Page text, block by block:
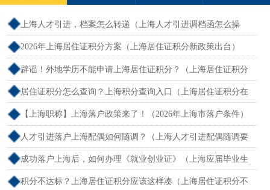
上海人才引进，档案怎么转递（上海人才引进调档函怎么操
作）
2026年上海居住证积分方案（上海居住证积分新政策出台）
辟谣！外地学历不能申请上海居住证积分？（上海居住证积分
外地大专可以吗）
居住证积分怎么查询？上海积分查询入口（上海居住证积分在
哪查）
【上海职称】上海落户政策来了！（2026年上海市落户条件）
人才引进落户上海配偶如何随调？（上海人才引进配偶随调要
求）
成功落户上海后，如何办理《就业创业证》（上海应届毕业生
创业落户）
积分不达标？上海居住证积分应该这样凑（上海居住证积分不